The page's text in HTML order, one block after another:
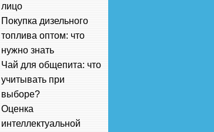
лицо
Покупка дизельного
топлива оптом: что
нужно знать
Чай для общепита: что
учитывать при
выборе?
Оценка
интеллектуальной